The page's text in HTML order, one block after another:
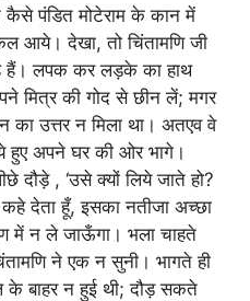
कैसे पंडित मोटेराम के कान में
आये। देखा, तो चिंतामणि जी
हैं। लपक कर लड़के का हाथ
मित्र की गोद से छीन लें; मगर
का उत्तर न मिला था। अतएव वे
हुए अपने घर की ओर भागे।
दौड़े , ‘उसे क्यों लिये जाते हो?
कहे देता हूँ, इसका नतीजा अच्छा
में न ले जाऊँगा। भला चाहते
ने एक न सुनी। भागते ही
बाहर न हुई थी; दौड़ सकते